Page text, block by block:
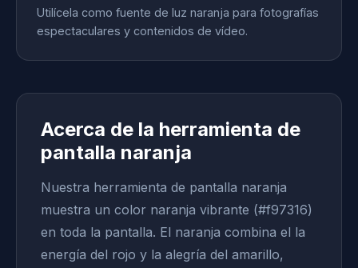
Utilícela como fuente de luz naranja para fotografías
espectaculares y contenidos de vídeo.
Acerca de la herramienta de
pantalla naranja
Nuestra herramienta de pantalla naranja
muestra un color naranja vibrante (#f97316)
en toda la pantalla. El naranja combina el la
energía del rojo y la alegría del amarillo,